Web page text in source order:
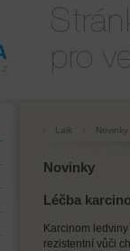
Pro
Laik Novinky
Novinky
Léčba
Karcinom
rezistentní vůči